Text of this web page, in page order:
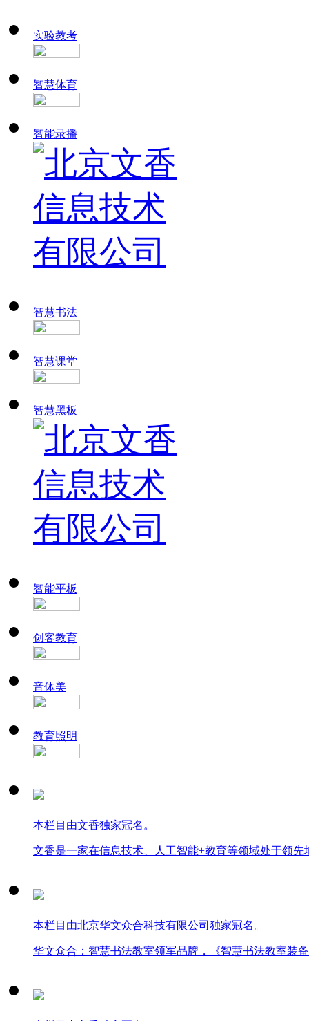
实验教考
智慧体育
智能录播
智慧书法
智慧课堂
智慧黑板
智能平板
创客教育
音体美
教育照明
本栏目由文香独家冠名。
文香是一家在信息技术、人工智能+教育等领域处于领
本栏目由北京华文众合科技有限公司独家冠名。
华文众合：智慧书法教室领军品牌，《智慧书法教室装